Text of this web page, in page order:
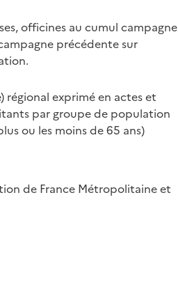
officines au cumul campagne
précédente sur
régional exprimé en actes et
par groupe de population
ou les moins de 65 ans)
de France Métropolitaine et